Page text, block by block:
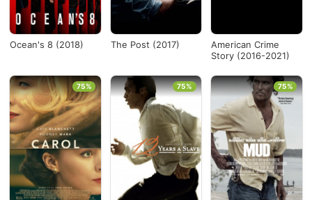
Ocean's 8 (2018) The Post (2017)
American Crime
Story (2016-2021)
75% 75% 75%